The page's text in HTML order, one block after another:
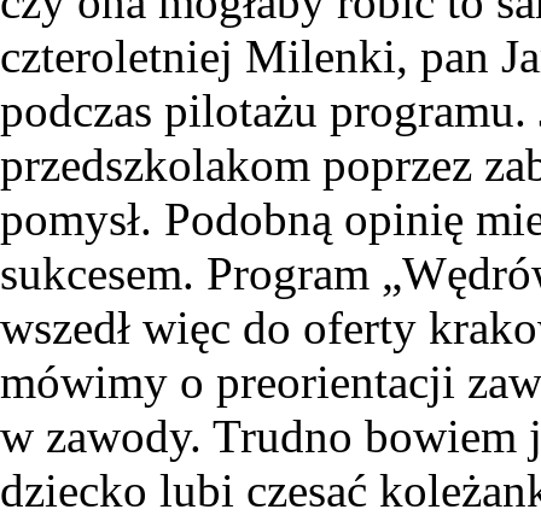
czteroletniej Milenki, pan
podczas pilotażu
przedszkolakom poprzez
pomysł. Podobną opinię
sukcesem. Program
wszedł więc do oferty
mówimy o preorientacji
w zawody. Trudno bowiem
dziecko lubi czesać